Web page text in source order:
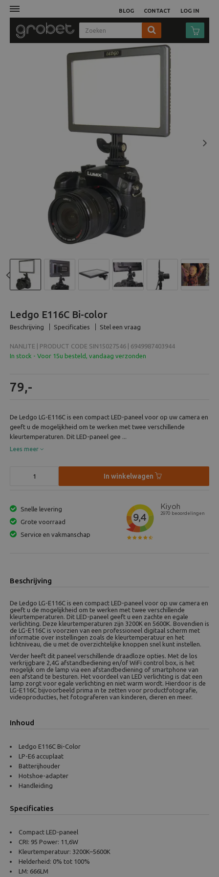
LOG IN
BLOG CONTACT
Beeld en bewerking
Analoog
Previous
Ledgo E116C Bi-color
Beschrijving Specificaties Stel een vraag
NANLITE | PRODUCT CODE SIN15027546 | 6949987403944
In stock - Voor 15u besteld, vandaag verzonden
79,-
De Ledgo LG-E116C is een compact LED-paneel voor op uw camera en
geeft u de mogelijkheid om te werken met twee verschillende
kleurtemperaturen. Dit LED-paneel gee ...
Lees meer
In winkelwagen
Snelle levering
Grote voorraad
Service en vakmanschap
Beschrijving
De Ledgo LG-E116C is een compact LED-paneel voor op uw camera en
geeft u de mogelijkheid om te werken met twee verschillende
kleurtemperaturen. Dit LED-paneel geeft u een zachte en egale
verlichting. Deze kleurtemperaturen zijn 3200K en 5600K. Bovendien is
de LG-E116C is voorzien van een professioneel digitaal scherm met
informatie over instellingen zoals de kleurtemperatuur en het
lichtniveau, die u met de overzichtelijke knoppen snel kunt instellen.
Verder heeft dit paneel verschillende draadloze opties. Met de los
verkrijgbare 2,4G afstandbediening en/of WiFi control box, is het
mogelijk om de lamp via een afstandbediening of smartphone van
een afstand te besturen. Het voordeel van LED verlichting is dat een
lamp zorgt voor egale verlichting en niet warm wordt. Hierdoor is de
LG-E116C bijvoorbeeld prima in te zetten voor productfotografie,
videoproducties, het fotograferen van kinderen, dieren en meer.
Inhoud
Ledgo E116C Bi-Color
LP-E6 accuplaat
Batterijhouder
Hotshoe-adapter
Handleiding
Specificaties
Compact LED-paneel
CRI: 95 Power: 11,6W
Kleurtemperatuur: 3200K–5600K
Helderheid: 0% tot 100%
LM: 666LM